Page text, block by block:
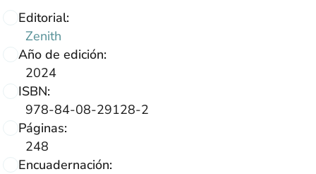
Editorial:
Zenith
Año de edición:
2024
ISBN:
978-84-08-29128-2
Páginas:
248
Encuadernación: